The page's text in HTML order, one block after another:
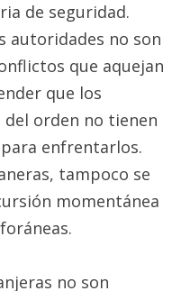
de seguridad.
autoridades no son
que aquejan
que los
orden no tienen
enfrentarlos.
tampoco se
momentánea
no son